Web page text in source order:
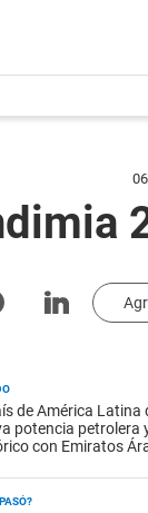
de América Latina
potencia petrolera
con Emiratos